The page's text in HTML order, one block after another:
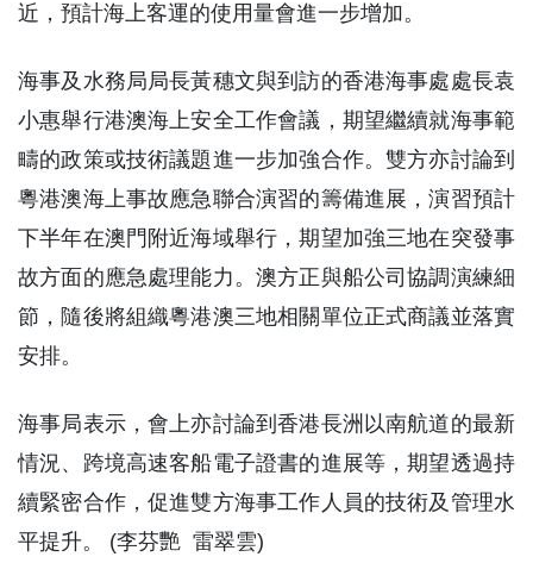
近，預計海上客運的使用量會進一步增加。
海事及水務局局長黃穗文與到訪的香港海事處處長袁
小惠舉行港澳海上安全工作會議，期望繼續就海事範
疇的政策或技術議題進一步加強合作。雙方亦討論到
粵港澳海上事故應急聯合演習的籌備進展，演習預計
下半年在澳門附近海域舉行，期望加強三地在突發事
故方面的應急處理能力。澳方正與船公司協調演練細
節，隨後將組織粵港澳三地相關單位正式商議並落實
安排。
海事局表示，會上亦討論到香港長洲以南航道的最新
情況、跨境高速客船電子證書的進展等，期望透過持
續緊密合作，促進雙方海事工作人員的技術及管理水
平提升。 (李芬艷 雷翠雲)